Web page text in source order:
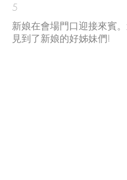
5
新娘在會場門口迎接來賓
見到了新娘的好姊妹們!